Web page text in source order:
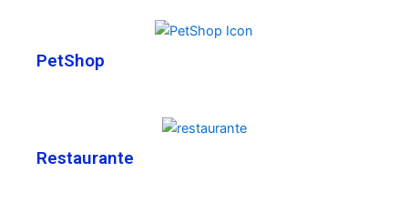
PetShop
Restaurante